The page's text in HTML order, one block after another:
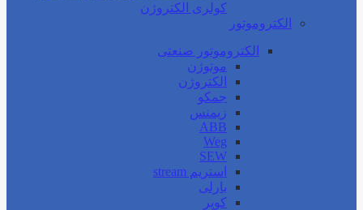
کولری الکتروژن
الکتروموتور
الکتروموتور صنعتی
موتوژن
الکتروژن
جمکو
زیمنس
ABB
Weg
SEW
استریم stream
بارلی
کوپر